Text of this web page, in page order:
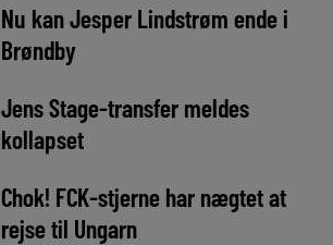
Nu kan Jesper Lindstrøm ende i
Brøndby
Jens Stage-transfer meldes
kollapset
Chok! FCK-stjerne har nægtet at
rejse til Ungarn